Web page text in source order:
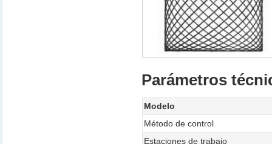
Parámetros
Modelo
Método de control
Estaciones de trabajo